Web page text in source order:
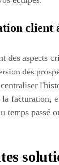
aspects
des
facturation,
passé